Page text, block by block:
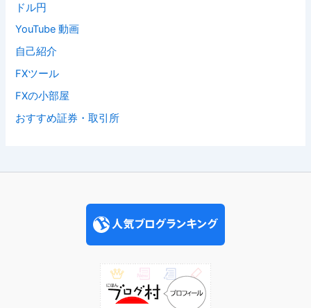
ドル円
YouTube 動画
自己紹介
FXツール
FXの小部屋
おすすめ証券・取引所